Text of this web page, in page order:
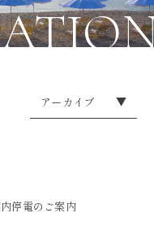
アーカイブ ▼
2023
停電のご案内